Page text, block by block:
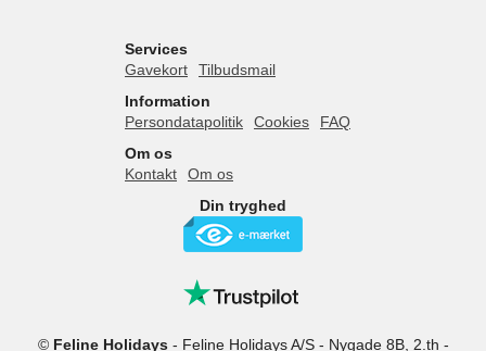
Services
Gavekort
Tilbudsmail
Information
Persondatapolitik
Cookies
FAQ
Om os
Kontakt
Om os
Din tryghed
© Feline Holidays- Feline Holidays A/S- Nygade 8B, 2.th -